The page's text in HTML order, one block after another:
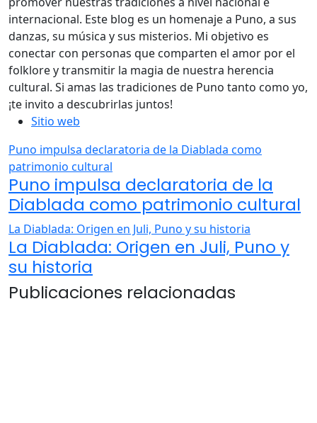
internacional. Este blog es un homenaje a Puno, a sus
danzas, su música y sus misterios. Mi objetivo es
conectar con personas que comparten el amor por el
folklore y transmitir la magia de nuestra herencia
cultural. Si amas las tradiciones de Puno tanto como yo,
¡te invito a descubrirlas juntos!
Sitio web
Puno impulsa declaratoria de la Diablada como
patrimonio cultural
Puno impulsa declaratoria de la
Diablada como patrimonio cultural
La Diablada: Origen en Juli, Puno y su historia
La Diablada: Origen en Juli, Puno y
su historia
Publicaciones relacionadas